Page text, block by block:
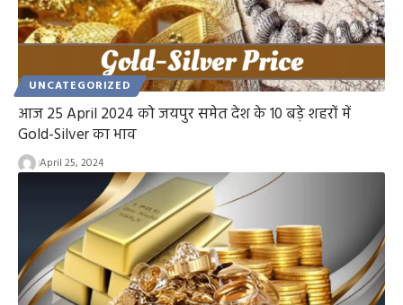
UNCATEGORIZED
आज 25 April 2024 को जयपुर समेत देश के 10 बड़े शहरों में
Gold-Silver का भाव
April 25, 2024